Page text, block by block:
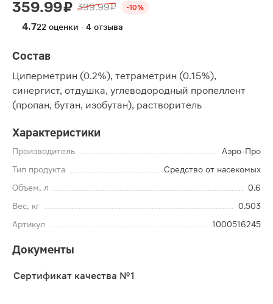
359.99 ₽ 399.99 ₽ -10%
4.722 оценки · 4 отзыва
Состав
Циперметрин (0.2%), тетраметрин (0.15%),
синергист, отдушка, углеводородный пропеллент
(пропан, бутан, изобутан), растворитель
Характеристики
Производитель
Аэро-Про
Тип продукта
Средство от насекомых
Объем, л
0.6
Вес, кг
0.503
Артикул
1000516245
Документы
Сертификат качества №1